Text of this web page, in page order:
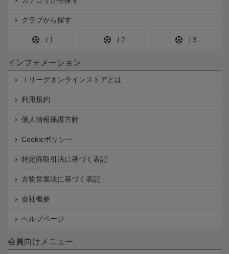
クラブから探す
Ｊ1 Ｊ2 Ｊ3
インフォメーション
Ｊリーグオンラインストアとは
利用規約
個人情報保護方針
Cookieポリシー
特定商取引法に基づく表記
古物営業法に基づく表記
会社概要
ヘルプページ
会員向けメニュー